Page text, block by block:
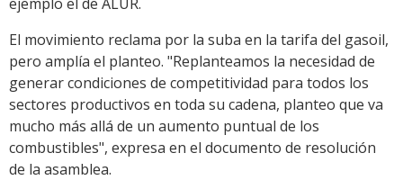
El movimiento reclama por la suba en la tarifa del gasoil,
pero amplía el planteo. "Replanteamos la necesidad de
generar condiciones de competitividad para todos los
sectores productivos en toda su cadena, planteo que va
mucho más allá de un aumento puntual de los
combustibles", expresa en el documento de resolución
de la asamblea.